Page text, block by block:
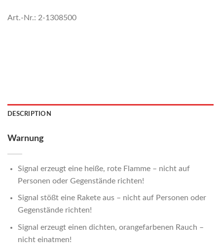
Art.-Nr.: 2-1308500
DESCRIPTION
Warnung
Signal erzeugt eine heiße, rote Flamme – nicht auf
Personen oder Gegenstände richten!
Signal stößt eine Rakete aus – nicht auf Personen oder
Gegenstände richten!
Signal erzeugt einen dichten, orangefarbenen Rauch –
nicht einatmen!